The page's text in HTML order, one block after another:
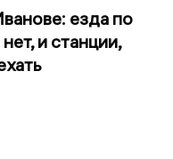
езда по
и станции,